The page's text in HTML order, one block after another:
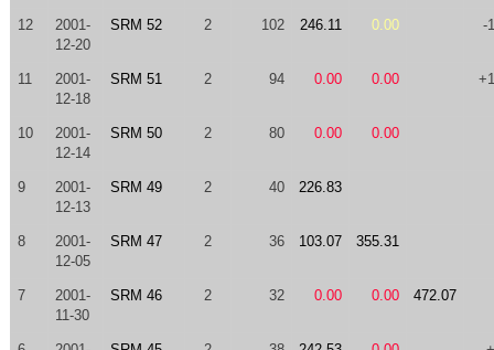
12
2001-
12-20
SRM 52 2 102 246.11 0.00 -
11
2001-
12-18
SRM 51 2 94 0.00 0.00
10
2001-
12-14
SRM 50 2 80 0.00 0.00
9
2001-
12-13
SRM 49 2 40 226.83
8
2001-
12-05
SRM 47 2 36 103.07 355.31
7
2001-
11-30
SRM 46 2 32 0.00 0.00 472.07